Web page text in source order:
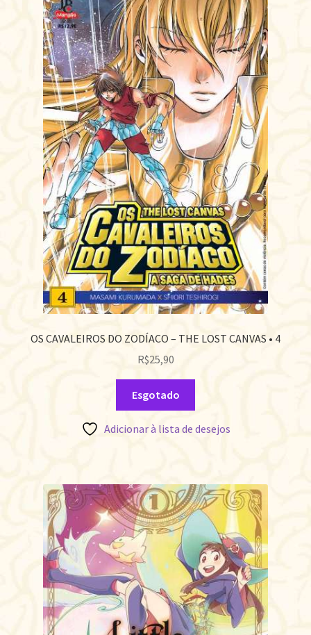
OS CAVALEIROS DO ZODÍACO – THE LOST CANVAS • 4
R$25,90
Esgotado
Adicionar à lista de desejos